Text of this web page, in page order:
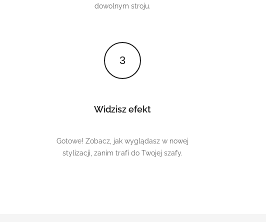
dowolnym stroju.
3
Widzisz efekt
Gotowe! Zobacz, jak wyglądasz w nowej
stylizacji, zanim trafi do Twojej szafy.